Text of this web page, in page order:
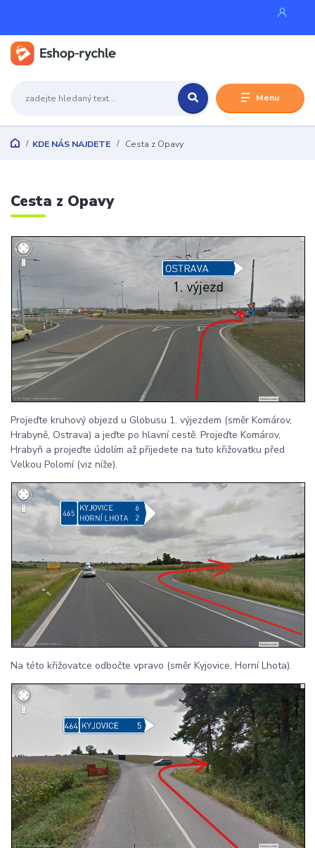
Menu
KDE NÁS NAJDETE Cesta z Opavy
Cesta z Opavy
Projeďte kruhový objezd u Globusu 1. výjezdem (směr Komárov,
Hrabyně, Ostrava) a jeďte po hlavní cestě. Projeďte Komárov,
Hrabyň a projeďte údolím až přijedete na tuto křižovatku před
Velkou Polomí (viz níže).
Na této křižovatce odbočte vpravo (směr Kyjovice, Horní Lhota).